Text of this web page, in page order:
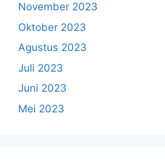
November 2023
Oktober 2023
Agustus 2023
Juli 2023
Juni 2023
Mei 2023